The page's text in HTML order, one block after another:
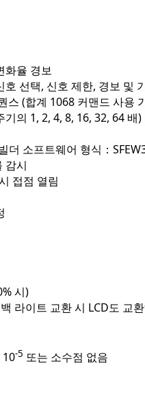
화율 경보
선택, 신호 제한, 경보 및
스 (합계 1068 커맨드 사용
의 1, 2, 4, 8, 16, 32, 64 배)
소프트웨어 형식：
감시
접점 열림
시)
라이트 교환 시 LCD도 교
10-5 또는 소수점 없음